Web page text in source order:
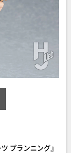
プランニング』